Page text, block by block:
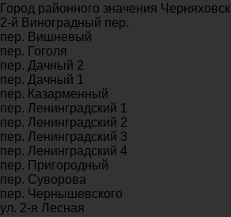
Город районного значения Черняховск
2-й Виноградный пер.
пер. Вишневый
пер. Гоголя
пер. Дачный 2
пер. Дачный 1
пер. Казарменный
пер. Ленинградский 1
пер. Ленинградский 2
пер. Ленинградский 3
пер. Ленинградский 4
пер. Пригородный
пер. Суворова
пер. Чернышевского
ул. 2-я Лесная